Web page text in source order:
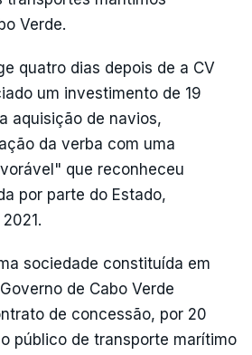
Verde.
quatro dias depois de a CV
um investimento de 19
aquisição de navios,
da verba com uma
que reconheceu
por parte do Estado,
sociedade constituída em
de Cabo Verde
de concessão, por 20
público de transporte marítimo